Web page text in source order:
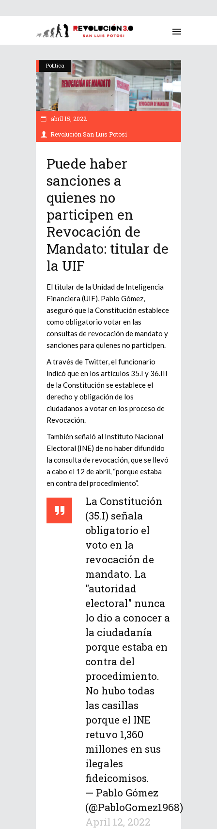
Política
abril 15, 2022
Revolución San Luis Potosí
Puede haber
sanciones a
quienes no
participen en
Revocación de
Mandato: titular de
la UIF
El titular de la Unidad de Inteligencia
Financiera (UIF), Pablo Gómez,
aseguró que la Constitución establece
como obligatorio votar en las
consultas de revocación de mandato y
sanciones para quienes no participen.
A través de Twitter, el funcionario
indicó que en los artículos 35.I y 36.III
de la Constitución se establece el
derecho y obligación de los
ciudadanos a votar en los proceso de
Revocación.
También señaló al Instituto Nacional
Electoral (INE) de no haber difundido
la consulta de revocación, que se llevó
a cabo el 12 de abril, “porque estaba
en contra del procedimiento”.
La Constitución
(35.I) señala
obligatorio el
voto en la
revocación de
mandato. La
"autoridad
electoral" nunca
lo dio a conocer a
la ciudadanía
porque estaba en
contra del
procedimiento.
No hubo todas
las casillas
porque el INE
retuvo 1,360
millones en sus
ilegales
fideicomisos.
— Pablo Gómez
(@PabloGomez1968)
April 12, 2022